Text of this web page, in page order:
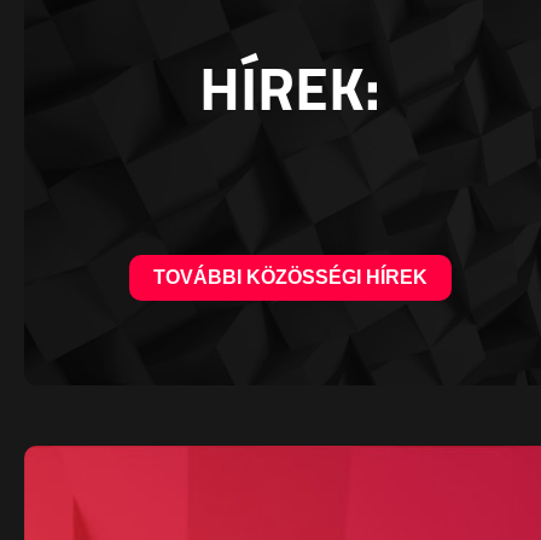
HÍREK:
TOVÁBBI KÖZÖSSÉGI HÍREK